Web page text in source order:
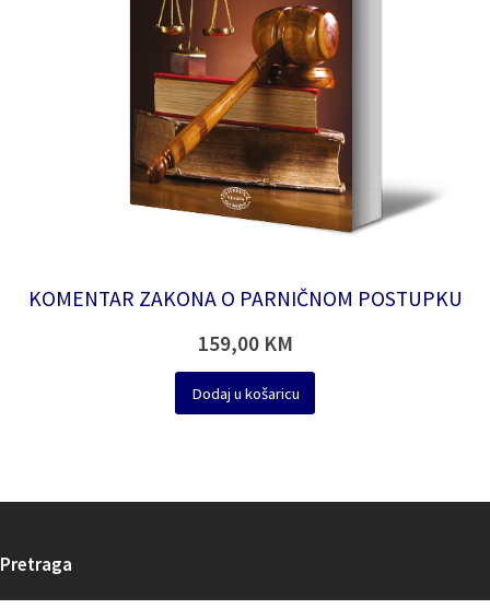
KOMENTAR ZAKONA O PARNIČNOM POSTUPKU
159,00 KM
Dodaj u košaricu
Pretraga